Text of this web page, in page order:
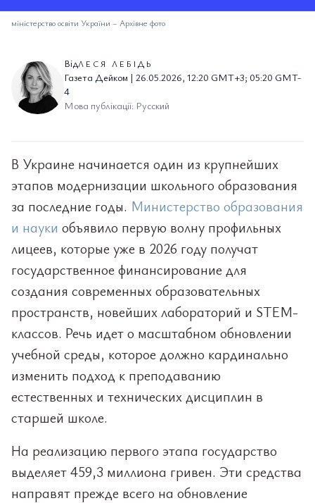
міністерство освіти України – Архівне фото
ВідЛЕСЯ ЛЕБІДЬ
Газета Дейком | 26.05.2026, 12:20 GMT+3; 05:20 GMT-
4
Мова публікації: Русский
В Украине начинается один из крупнейших
этапов модернизации школьного образования
за последние годы. Министерство образования
и науки объявило первую волну профильных
лицеев, которые уже в 2026 году получат
государственное финансирование для
создания современных образовательных
пространств, новейших лабораторий и STEM-
классов. Речь идет о масштабном обновлении
учебной среды, которое должно кардинально
изменить подход к преподаванию
естественных и технических дисциплин в
старшей школе.
На реализацию первого этапа государство
выделяет 459,3 миллиона гривен. Эти средства
направят прежде всего на обновление